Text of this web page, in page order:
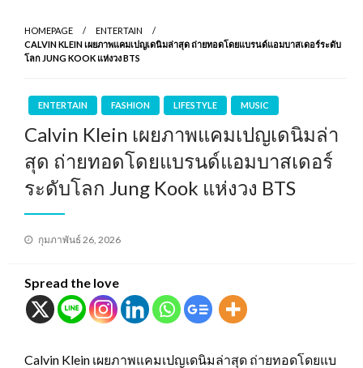
HOMEPAGE
ENTERTAIN
CALVIN KLEIN เผยภาพแคมเปญเดนิมล่าสุด ถ่ายทอดโดยแบรนด์แอมบาสเดอร์ระดับ
โลก JUNG KOOK แห่งวง BTS
ENTERTAIN FASHION LIFESTYLE MUSIC
Calvin Klein เผยภาพแคมเปญเดนิมล่า
สุด ถ่ายทอดโดยแบรนด์แอมบาสเดอร์
ระดับโลก Jung Kook แห่งวง BTS
Posted
กุมภาพันธ์ 26, 2026
Spread the love
Calvin Klein เผยภาพแคมเปญเดนิมล่าสุด ถ่ายทอดโดยแบ